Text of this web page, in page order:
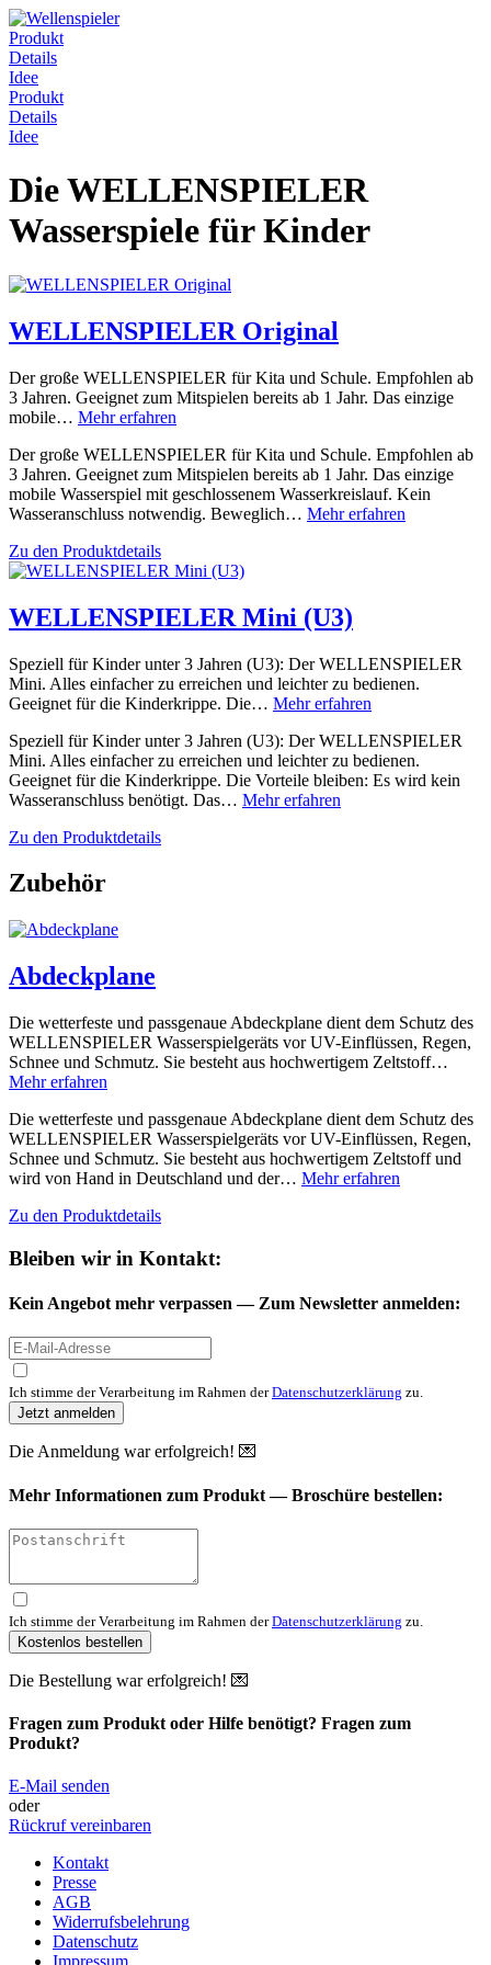
Produkt
Details
Idee
Produkt
Details
Idee
DieWELLENSPIELER
Wasserspiele für Kinder
WELLENSPIELER Original
Der große WELLENSPIELER für Kita und Schule. Empfohlen ab
3 Jahren. Geeignet zum Mitspielen bereits ab 1 Jahr. Das einzige
mobile… Mehr erfahren
Der große WELLENSPIELER für Kita und Schule. Empfohlen ab
3 Jahren. Geeignet zum Mitspielen bereits ab 1 Jahr. Das einzige
mobile Wasserspiel mit geschlossenem Wasserkreislauf. Kein
Wasseranschluss notwendig. Beweglich… Mehr erfahren
Zu den Produktdetails
WELLENSPIELER Mini (U3)
Speziell für Kinder unter 3 Jahren (U3): Der WELLENSPIELER
Mini. Alles einfacher zu erreichen und leichter zu bedienen.
Geeignet für die Kinderkrippe. Die… Mehr erfahren
Speziell für Kinder unter 3 Jahren (U3): Der WELLENSPIELER
Mini. Alles einfacher zu erreichen und leichter zu bedienen.
Geeignet für die Kinderkrippe. Die Vorteile bleiben: Es wird kein
Wasseranschluss benötigt. Das… Mehr erfahren
Zu den Produktdetails
Zubehör
Abdeckplane
Die wetterfeste und passgenaue Abdeckplane dient dem Schutz des
WELLENSPIELER Wasserspielgeräts vor UV-Einflüssen, Regen,
Schnee und Schmutz. Sie besteht aus hochwertigem Zeltstoff…
Mehr erfahren
Die wetterfeste und passgenaue Abdeckplane dient dem Schutz des
WELLENSPIELER Wasserspielgeräts vor UV-Einflüssen, Regen,
Schnee und Schmutz. Sie besteht aus hochwertigem Zeltstoff und
wird von Hand in Deutschland und der… Mehr erfahren
Zu den Produktdetails
Bleiben wir in Kontakt:
Kein Angebot mehr verpassen — Zum Newsletter anmelden:
Ich stimme der Verarbeitung im Rahmen derDatenschutzerklärung zu.
Jetzt anmelden
Die Anmeldung war erfolgreich! 💌
Mehr Informationen zum Produkt —Broschüre bestellen:
Ich stimme der Verarbeitung im Rahmen derDatenschutzerklärung zu.
Kostenlos bestellen
Die Bestellung war erfolgreich! 💌
Fragen zum Produkt oder Hilfe benötigt? Fragen zum
Produkt?
E-Mail senden
oder
Rückruf vereinbaren
Kontakt
Presse
AGB
Widerrufsbelehrung
Datenschutz